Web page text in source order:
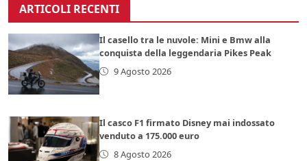
ARTICOLI RECENTI
Il casello tra le nuvole: Mini e Bmw alla
conquista della leggendaria Pikes Peak
9 Agosto 2026
Il casco F1 firmato Disney mai indossato
venduto a 175.000 euro
8 Agosto 2026